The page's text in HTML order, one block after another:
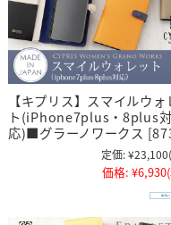
【キプリス】スマイルウォ
ト(iPhone7plus・8plus対
応)■グラーノワークス
定価:¥23,100
価格: ¥6,930